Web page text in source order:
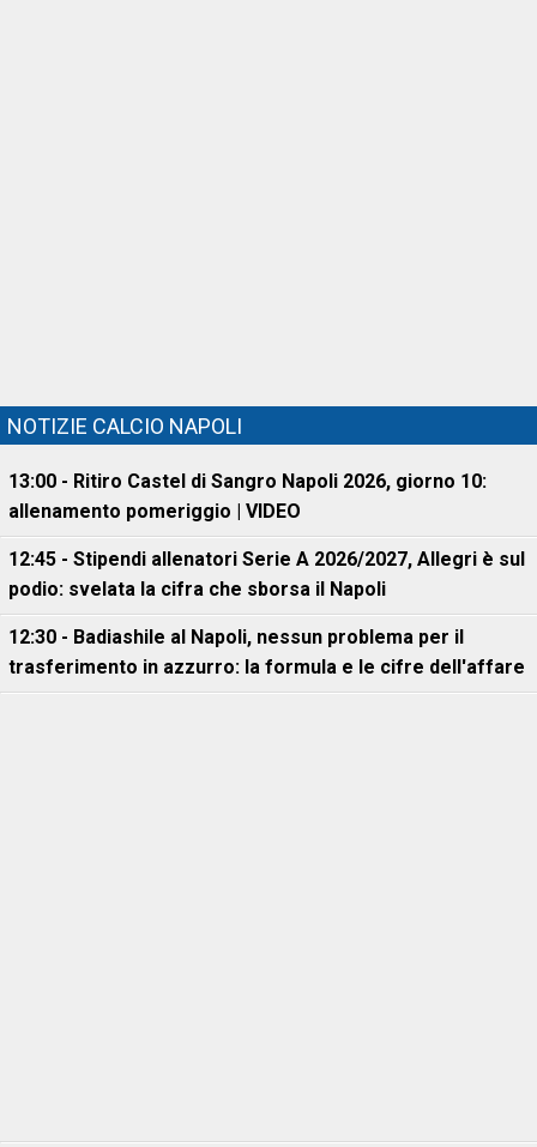
NOTIZIE CALCIO NAPOLI
13:00 - Ritiro Castel di Sangro Napoli 2026, giorno 10:
allenamento pomeriggio | VIDEO
12:45 - Stipendi allenatori Serie A 2026/2027, Allegri è sul
podio: svelata la cifra che sborsa il Napoli
12:30 - Badiashile al Napoli, nessun problema per il
trasferimento in azzurro: la formula e le cifre dell'affare